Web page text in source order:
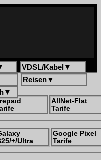
VDSL/Kabel ▼
Reisen▼
▼
AllNet-Flat
Tarife
+/Ultra
Google Pixel
Tarife